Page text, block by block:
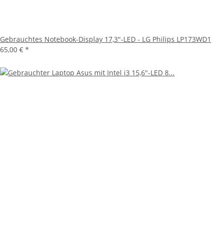
Gebrauchtes Notebook-Display 17,3"-LED - LG Philips LP173WD1
65,00 € *